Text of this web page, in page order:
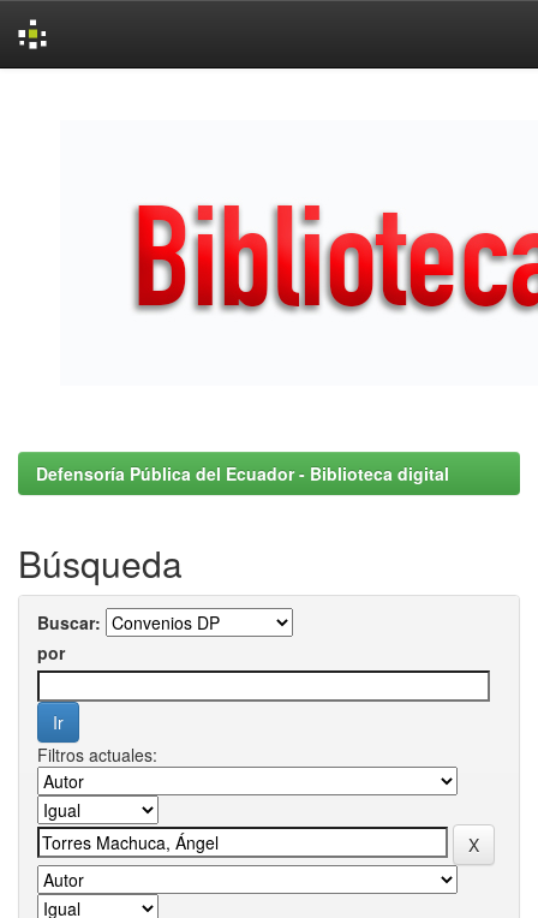
Defensoría Pública del Ecuador - Biblioteca digital
Búsqueda
Buscar:
por
Filtros actuales: